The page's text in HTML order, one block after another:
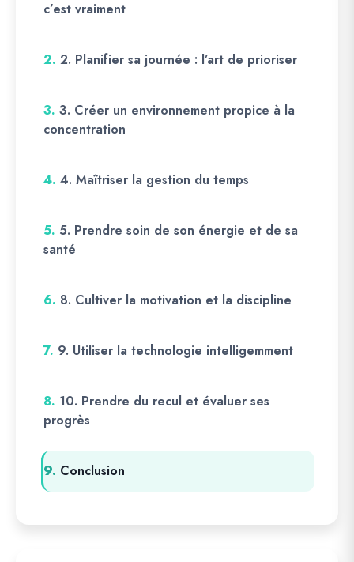
c’est vraiment
2. 2. Planifier sa journée : l’art de prioriser
3. 3. Créer un environnement propice à la
concentration
4. 4. Maîtriser la gestion du temps
5. 5. Prendre soin de son énergie et de sa
santé
6. 8. Cultiver la motivation et la discipline
7. 9. Utiliser la technologie intelligemment
8. 10. Prendre du recul et évaluer ses
progrès
9. Conclusion